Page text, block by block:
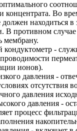
концентрата. Во
должен находиться в
В противном
мембрану.
-
ионов).
давления -
отсутствия
давления
давления -
процесс